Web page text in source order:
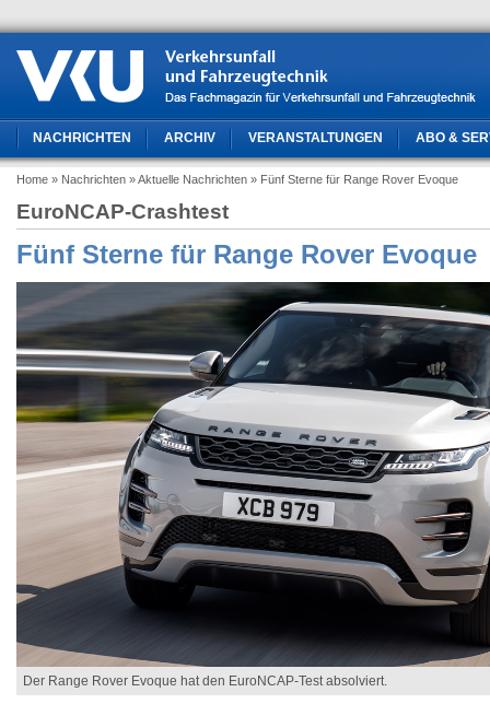
NACHRICHTEN ARCHIV VERANSTALTUNGEN ABO &
Home » Nachrichten » Aktuelle Nachrichten » Fünf Sterne für Range Rover Evoque
EuroNCAP-Crashtest
Fünf Sterne für Range Rover Evoque
Der Range Rover Evoque hat den EuroNCAP-Test absolviert.